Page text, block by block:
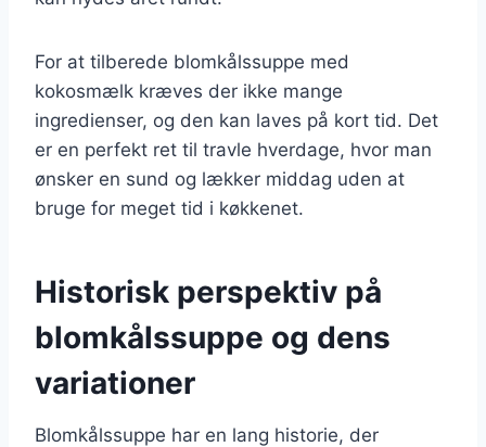
For at tilberede blomkålssuppe med
kokosmælk kræves der ikke mange
ingredienser, og den kan laves på kort tid. Det
er en perfekt ret til travle hverdage, hvor man
ønsker en sund og lækker middag uden at
bruge for meget tid i køkkenet.
Historisk perspektiv på
blomkålssuppe og dens
variationer
Blomkålssuppe har en lang historie, der